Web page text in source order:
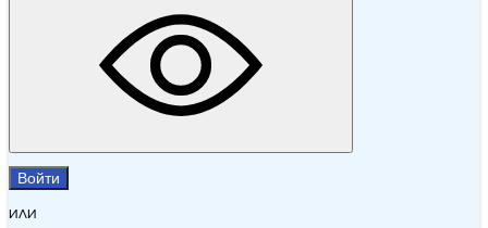
Войти
или